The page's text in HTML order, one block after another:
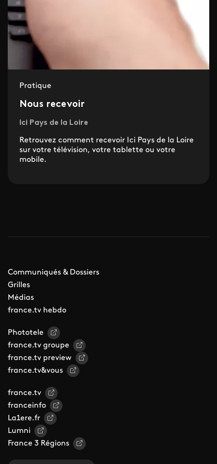
Pratique
Nous recevoir
Ici Pays de la Loire
Retrouvez comment recevoir Ici Pays de la Loire
sur votre télévision, votre tablette ou votre
mobile.
Communiqués & Dossiers
Grilles
Médias
france.tv hebdo
Phototele
france.tv groupe
france.tv preview
france.tv&vous
france.tv
franceinfo
La1ere.fr
Lumni
France 3 Régions